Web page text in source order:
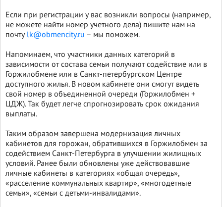
Если при регистрации у вас возникли вопросы (например,
не можете найти номер учетного дела) пишите нам на
почту lk@obmencity.ru – мы поможем.
Напоминаем, что участники данных категорий в
зависимости от состава семьи получают содействие или в
Горжилобмене или в Санкт-петербургском Центре
доступного жилья. В новом кабинете они смогут видеть
свой номер в объединенной очереди (Горжилобмен +
ЦДЖ). Так будет легче спрогнозировать срок ожидания
выплаты.
Таким образом завершена модернизация личных
кабинетов для горожан, обратившихся в Горжилобмен за
содействием Санкт-Петербурга в улучшении жилищных
условий. Ранее были обновлены уже действовавшие
личные кабинеты в категориях «общая очередь»,
«расселение коммунальных квартир», «многодетные
семьи», «семьи с детьми-инвалидами».